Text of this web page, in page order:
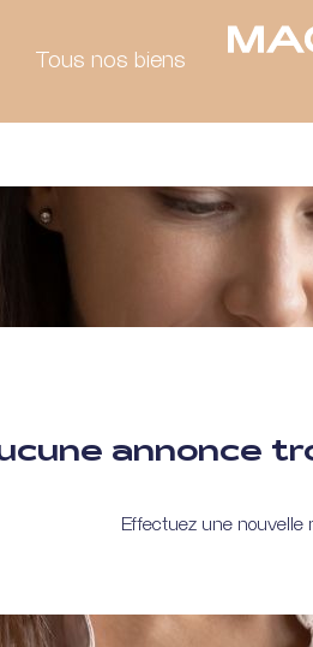
Tous nos biens
annonce
Effectuez une nouvelle